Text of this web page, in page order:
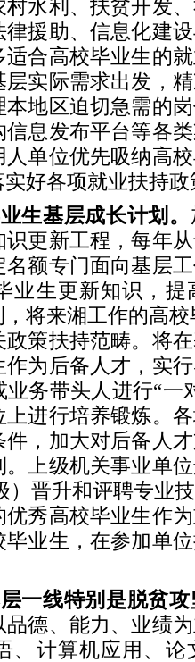
水利、扶贫开发
援助、信息化建
合高校毕业生的
实际需求出发，
地区迫切急需的
息发布平台等各
单位优先吸纳高
好各项就业扶持政
生基层成长计划。
更新工程，每年
额专门面向基层
业生更新知识，提
将来湘工作的高
政策扶持范畴。将
为后备人才，实
务带头人进行“一
进行培养锻炼。
件，加大对后备人
。上级机关事业单
）晋升和评聘专业
秀高校毕业生作
毕业生，在参加单
一线特别是脱贫
品德、能力、业绩
、计算机应用、论